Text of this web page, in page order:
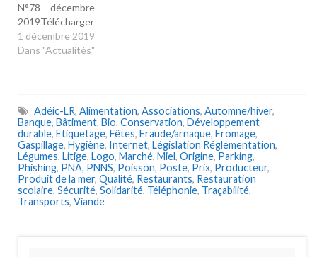
N°78 – décembre
2019Télécharger
1 décembre 2019
Dans "Actualités"
Adéic-LR, Alimentation, Associations, Automne/hiver,
Banque, Bâtiment, Bio, Conservation, Développement
durable, Etiquetage, Fêtes, Fraude/arnaque, Fromage,
Gaspillage, Hygiène, Internet, Législation Réglementation,
Légumes, Litige, Logo, Marché, Miel, Origine, Parking,
Phishing, PNA, PNNS, Poisson, Poste, Prix, Producteur,
Produit de la mer, Qualité, Restaurants, Restauration
scolaire, Sécurité, Solidarité, Téléphonie, Traçabilité,
Transports, Viande